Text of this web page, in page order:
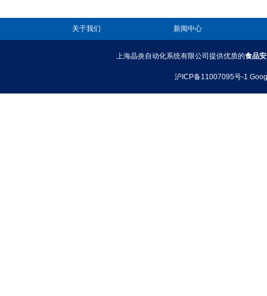
关于我们 新闻中心
上海晶炎自动化系统有限公司提供优质的食品
沪ICP备11007095号-1